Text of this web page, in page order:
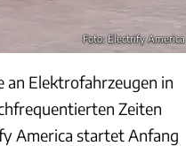
Foto: Electrify America
Elektrofahrzeugen in
Zeiten
America startet Anfang